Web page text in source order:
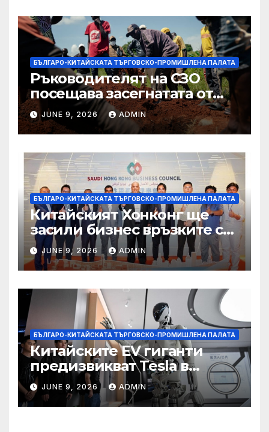
БЪЛГАРО-КИТАЙСКАТА ТЪРГОВСКО-ПРОМИШЛЕНА ПАЛАТА
Ръководителят на СЗО
посещава засегнатата от
Ебола Уганда, след като
вирусът се разпространява
от ДРК
JUNE 9, 2026 ADMIN
БЪЛГАРО-КИТАЙСКАТА ТЪРГОВСКО-ПРОМИШЛЕНА ПАЛАТА
Китайският Хонконг ще
засили бизнес връзките си
със Саудитска Арабия
JUNE 9, 2026 ADMIN
БЪЛГАРО-КИТАЙСКАТА ТЪРГОВСКО-ПРОМИШЛЕНА ПАЛАТА
Китайските EV гиганти
предизвикват Tesla в
надпреварата за
комерсиализиране на
хуманоидни роботи
JUNE 9, 2026 ADMIN